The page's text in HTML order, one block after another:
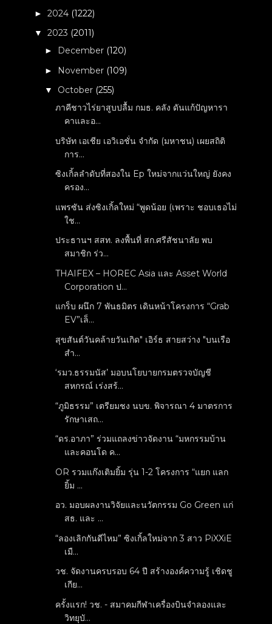
►2024 (1222)
▼2023 (2011)
► December (120)
► November (109)
▼ October (255)
ภาคีชาวไร่ยาสูบปลื้ม กมธ. คลัง ดันแก้ปัญหารา
คาและอ...
บริษัท เอเชีย เอวิเอชั่น จำกัด (มหาชน) เผยสถิติ
การ...
ซิงเกิ้ลลำดับที่สองใน Ep ใหม่จากแว่นใหญ่ ยังคง
ครอง...
แพรซัน ส่งซิงเกิ้ลใหม่ “พูดน้อย (เพราะ ชอบเธอไม่
ใช...
ประธานฯ สสท. ลงพื้นที่ สก.ศรีสัชนาลัย พบ
สมาชิก ร่ว...
THAIFEX – HOREC Asia และ Asset World
Corporation ป...
แกร็บ ผนึก 7 พันธมิตร เดินหน้าโครงการ “Grab
EV”เล็...
สุขสันต์วันคล้ายวันเกิด" เอิร์ธ สายสว่าง "บนเรือ
สำ...
‘รมว.ธรรมนัส’ มอบนโยบายกรมตรวจบัญชี
สหกรณ์ เร่งสร้...
“ภูมิธรรม” เตรียมชง นบข. พิจารณา 4 มาตรการ
รักษาเสถ...
“ดร.อาภา” ร่วมแถลงข่าวจัดงาน “มหกรรมบ้าน
และคอนโด ค...
OR รวมแก๊งเติมยิ้ม รุ่น 1-2 โครงการ “แยก แลก
ยิ้ม ...
อว. มอบผลงานวิจัยและนวัตกรรม Go Green แก่
สธ. และ ...
“ลองเลิกกันดีไหม” ซิงเกิ้ลใหม่จาก 3 สาว PiXXiE
เมื...
วช. จัดงานครบรอบ 64 ปี สร้างองค์ความรู้ เชิดชู
เกีย...
ครั้งแรก! วช. - สมาคมกีฬาเครื่องบินจำลองและ
วิทยุบั...